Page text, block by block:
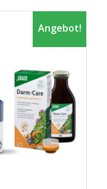
Angebot!